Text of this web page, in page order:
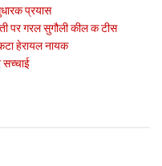
प्रयास
पर गरल सुगौली कील क टीस
हेरायल नायक
सच्‍चाई